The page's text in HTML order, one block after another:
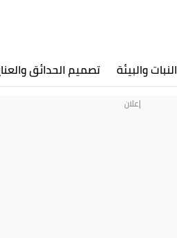
والبيئة تصميم الحدائق